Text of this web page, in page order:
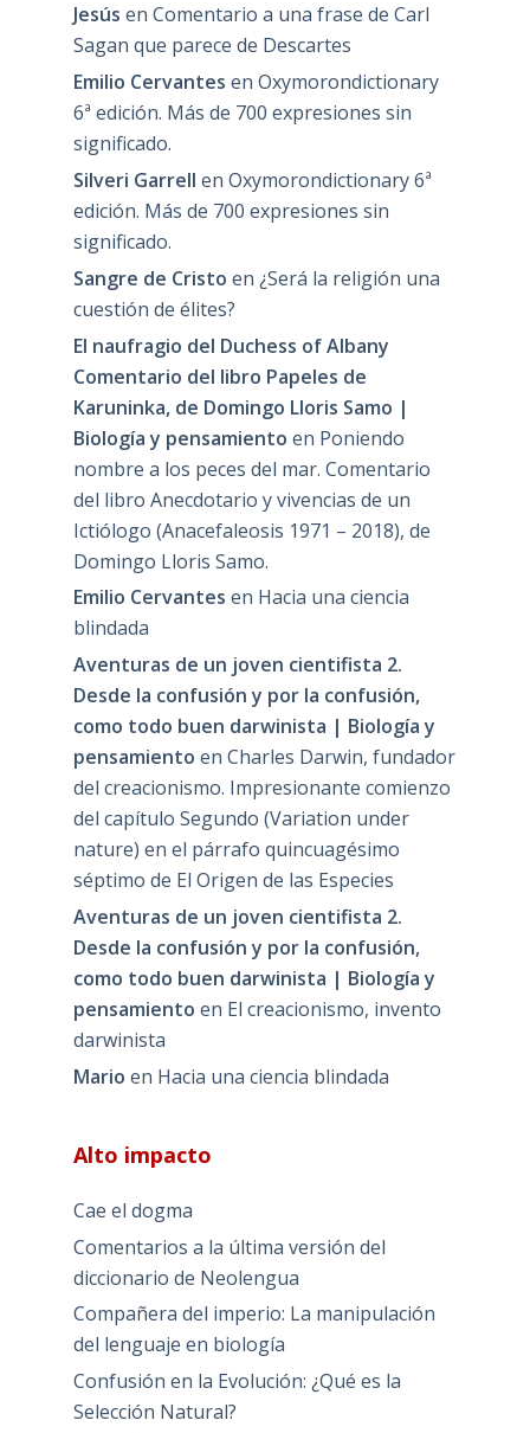
Jesús en Comentario a una frase de Carl
Sagan que parece de Descartes
Emilio Cervantes en Oxymorondictionary
6ª edición. Más de 700 expresiones sin
significado.
Silveri Garrell en Oxymorondictionary 6ª
edición. Más de 700 expresiones sin
significado.
Sangre de Cristo en ¿Será la religión una
cuestión de élites?
El naufragio del Duchess of Albany
Comentario del libro Papeles de
Karuninka, de Domingo Lloris Samo |
Biología y pensamiento en Poniendo
nombre a los peces del mar. Comentario
del libro Anecdotario y vivencias de un
Ictiólogo (Anacefaleosis 1971 – 2018), de
Domingo Lloris Samo.
Emilio Cervantes en Hacia una ciencia
blindada
Aventuras de un joven cientifista 2.
Desde la confusión y por la confusión,
como todo buen darwinista | Biología y
pensamiento en Charles Darwin, fundador
del creacionismo. Impresionante comienzo
del capítulo Segundo (Variation under
nature) en el párrafo quincuagésimo
séptimo de El Origen de las Especies
Aventuras de un joven cientifista 2.
Desde la confusión y por la confusión,
como todo buen darwinista | Biología y
pensamiento en El creacionismo, invento
darwinista
Mario en Hacia una ciencia blindada
Alto impacto
Cae el dogma
Comentarios a la última versión del
diccionario de Neolengua
Compañera del imperio: La manipulación
del lenguaje en biología
Confusión en la Evolución: ¿Qué es la
Selección Natural?